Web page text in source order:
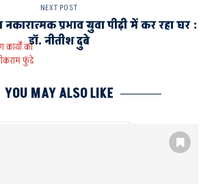
कार्यों को
फुंडे
NEXT POST
प्रभाव युवा पीढ़ी में कर रहा घर :
डॉ. नीतीश दुबे
YOU MAY ALSO LIKE